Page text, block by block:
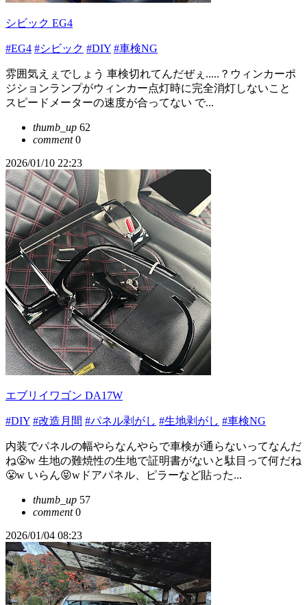
シビック EG4
#EG4 #シビック #DIY #車検NG
雰囲気えぇでしょう 車検切れてんだぜぇ.....？ウィンカーポ
ジションランプがウィンカー点灯時に完全消灯しないこと
スピードメーターの速度が合ってない で...
thumb_up 62
comment0
2026/01/10 22:23
エブリイワゴン DA17W
#DIY #改造月間 #パネル剥がし #生地剥がし #車検NG
内装でパネルの幅やらなんやらで車検が通らないってなんだ
ね😤w 生地の難焼性の生地で証明書がないと駄目って何だね
😤w いらん😝wドアパネル、ピラーなど貼った...
thumb_up 57
comment0
2026/01/04 08:23